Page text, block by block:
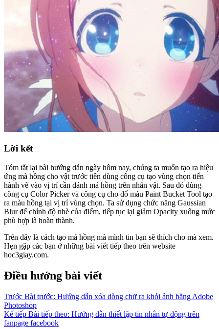
Lời kết
Tóm tắt lại bài hướng dẫn ngày hôm nay, chúng ta muốn tạo ra hiệu
ứng mà hồng cho vật trước tiên dùng công cụ tạo vùng chọn tiến
hành vẽ vào vị trí cần đánh má hồng trên nhân vật. Sau đó dùng
công cụ Color Picker và công cụ cho đổ màu Paint Bucket Tool tạo
ra màu hồng tại vị trí vùng chọn. Ta sử dụng chức năng Gaussian
Blur để chỉnh độ nhè của điểm, tiếp tục lại giảm Opacity xuống mức
phù hợp là hoàn thành.
Trên đây là cách tạo má hồng mà mình tin bạn sẽ thích cho mà xem.
Hẹn gặp các bạn ở những bài viết tiếp theo trên website
hoc3giay.com.
Điều hướng bài viết
Trước Bài trước: Hướng dẫn xóa dòng chữ ra khỏi ảnh bằng Adobe
Photoshop
Kế tiếp Bài tiếp theo: Hướng dẫn thiết lập tin nhắn tự động trên
fanpage facebook